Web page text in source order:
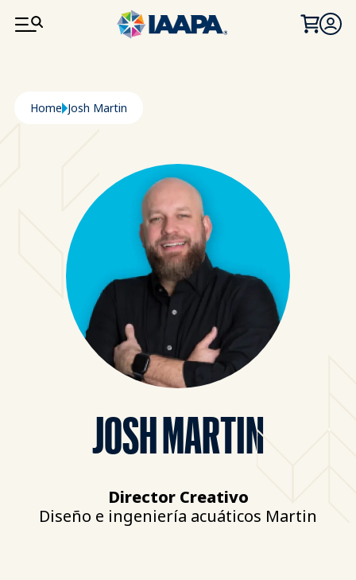
PASAR AL CONTENIDO PRINCIPAL
Ruta de navegación
Home Josh Martin
JOSH MARTIN
Director Creativo
Diseño e ingeniería acuáticos Martin